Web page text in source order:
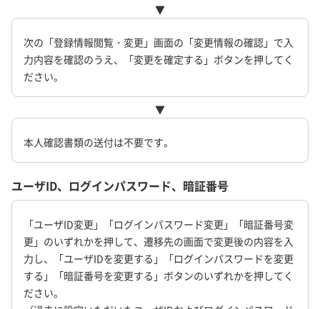
▼
次の「登録情報閲覧・変更」画面の「変更情報の確認」で入
力内容を確認のうえ、「変更を確定する」ボタンを押してく
ださい。
▼
本人確認書類の送付は不要です。
ユーザID、ログインパスワード、暗証番号
「ユーザID変更」「ログインパスワード変更」「暗証番号変
更」のいずれかを押して、遷移先の画面で変更後の内容を入
力し、「ユーザIDを変更する」「ログインパスワードを変更
する」「暗証番号を変更する」ボタンのいずれかを押してく
ださい。